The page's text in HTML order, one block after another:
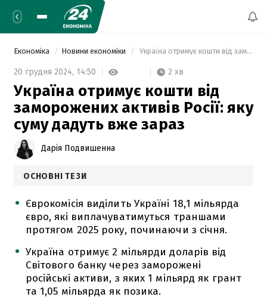
Економіка Новини економіки Україна отримує кошти від заморожених активів Росії: яку суму дадуть вже зараз
20 грудня 2024, 14:50 2 хв
Україна отримує кошти від
заморожених активів Росії: яку
суму дадуть вже зараз
Дарія Подвишенна
ОСНОВНІ ТЕЗИ
Єврокомісія виділить Україні 18,1 мільярда
євро, які виплачуватимуться траншами
протягом 2025 року, починаючи з січня.
Україна отримує 2 мільярди доларів від
Світового банку через заморожені
російські активи, з яких 1 мільярд як грант
та 1,05 мільярда як позика.